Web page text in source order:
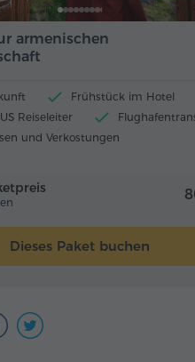
armenischen
Frühstück im Hotel
Reiseleiter
und Verkostungen
Dieses Paket buchen